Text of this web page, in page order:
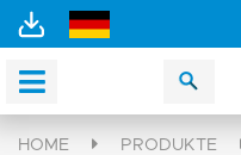
HOME PRODUKTE